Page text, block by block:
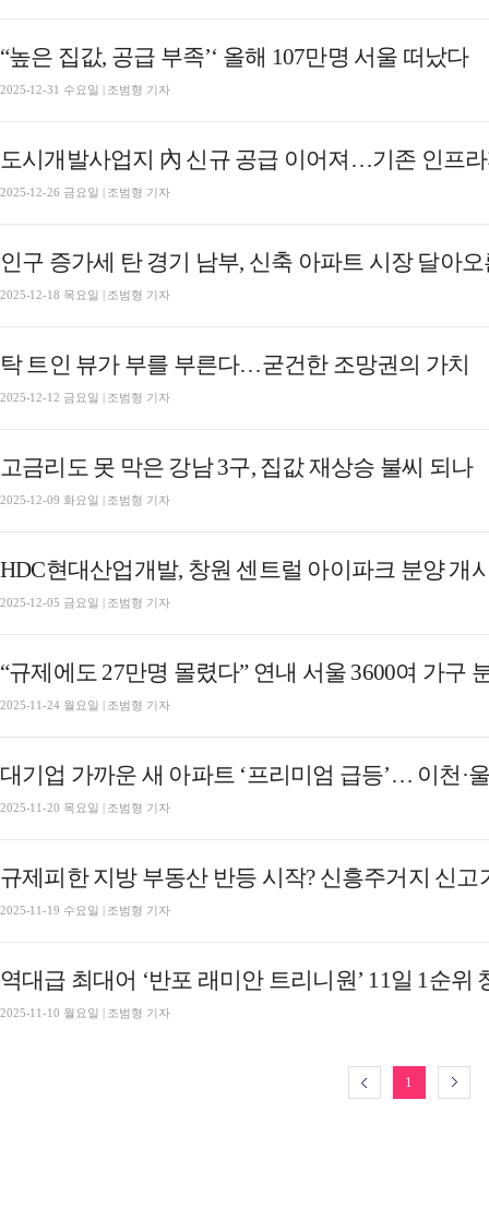
“높은 집값, 공급 부족’‘ 올해 107만명 서울 떠났다
2025-12-31 수요일 | 조범형 기자
도시개발사업지 內 신규 공급 이어져…기존 인프
2025-12-26 금요일 | 조범형 기자
인구 증가세 탄 경기 남부, 신축 아파트 시장 달아
2025-12-18 목요일 | 조범형 기자
탁 트인 뷰가 부를 부른다…굳건한 조망권의 가치
2025-12-12 금요일 | 조범형 기자
고금리도 못 막은 강남 3구, 집값 재상승 불씨 되나
2025-12-09 화요일 | 조범형 기자
HDC현대산업개발, 창원 센트럴 아이파크 분양 개
2025-12-05 금요일 | 조범형 기자
“규제에도 27만명 몰렸다” 연내 서울 3600여 가구
2025-11-24 월요일 | 조범형 기자
대기업 가까운 새 아파트 ‘프리미엄 급등’… 이천·
2025-11-20 목요일 | 조범형 기자
규제피한 지방 부동산 반등 시작? 신흥주거지 신고
2025-11-19 수요일 | 조범형 기자
역대급 최대어 ‘반포 래미안 트리니원’ 11일 1순
2025-11-10 월요일 | 조범형 기자
1